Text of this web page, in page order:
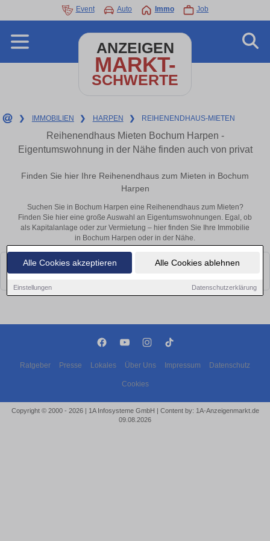
Alle Cookies akzeptieren Alle Cookies ablehnen
Einstellungen Datenschutzerklärung
Event Auto Immo Job
ANZEIGEN
MARKT-
SCHWERTE
❯ IMMOBILIEN ❯ HARPEN ❯ REIHENENDHAUS-MIETEN
Reihenendhaus Mieten Bochum Harpen -
Eigentumswohnung in der Nähe finden auch von privat
Finden Sie hier Ihre Reihenendhaus zum Mieten in Bochum
Harpen
Suchen Sie in Bochum Harpen eine Reihenendhaus zum Mieten?
Finden Sie hier eine große Auswahl an Eigentumswohnungen. Egal, ob
als Kapitalanlage oder zur Vermietung – hier finden Sie Ihre Immobilie
in Bochum Harpen oder in der Nähe.
Leider konnten wir derzeit keine passenden Objekte finden. Schauen Sie
bald wieder vorbei!
Ratgeber Presse Lokales Über Uns Impressum Datenschutz
Cookies
Copyright © 2000 - 2026 | 1A Infosysteme GmbH | Content by: 1A-Anzeigenmarkt.de
09.08.2026